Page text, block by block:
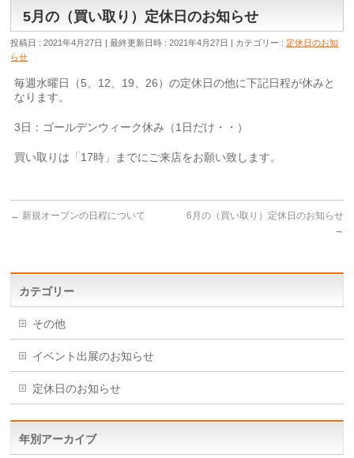
5月の（買い取り）定休日のお知らせ
投稿日 : 2021年4月27日 最終更新日時 : 2021年4月27日 カテゴリー :定休日のお知
らせ
毎週水曜日（5、12、19、26）の定休日の他に下記日程が休みと
なります。
3日：ゴールデンウィーク休み（1日だけ・・）
買い取りは「17時」までにご来店をお願い致します。
← 新規オープンの日程について
6月の（買い取り）定休日のお知らせ
→
カテゴリー
その他
イベント出展のお知らせ
定休日のお知らせ
年別アーカイブ